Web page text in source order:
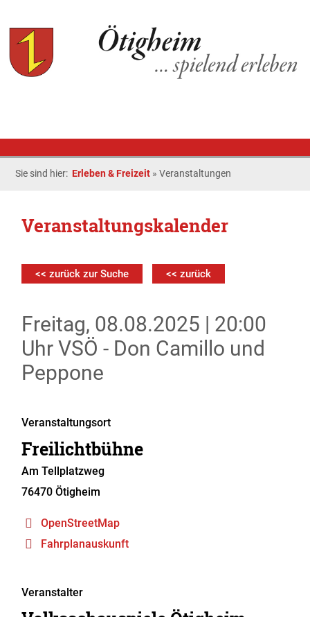
Sie sind hier: Erleben & Freizeit »Veranstaltungen
Veranstaltungskalender
<< zurück zur Suche << zurück
Freitag, 08.08.2025 | 20:00
Uhr VSÖ - Don Camillo und
Peppone
Veranstaltungsort
Freilichtbühne
Am Tellplatzweg
76470 Ötigheim
OpenStreetMap
Fahrplanauskunft
Veranstalter